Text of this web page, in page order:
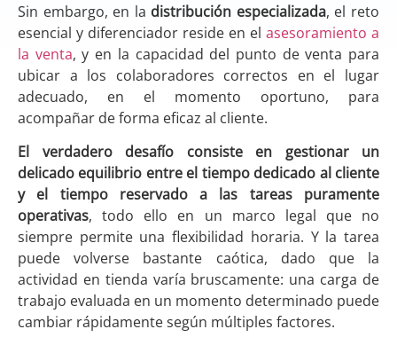
Sin embargo, en la distribución especializada, el reto
esencial y diferenciador reside en el asesoramiento a
la venta, y en la capacidad del punto de venta para
ubicar a los colaboradores correctos en el lugar
adecuado, en el momento oportuno, para
acompañar de forma eficaz al cliente.
El verdadero desafío consiste en gestionar un
delicado equilibrio entre el tiempo dedicado al cliente
y el tiempo reservado a las tareas puramente
operativas, todo ello en un marco legal que no
siempre permite una flexibilidad horaria. Y la tarea
puede volverse bastante caótica, dado que la
actividad en tienda varía bruscamente: una carga de
trabajo evaluada en un momento determinado puede
cambiar rápidamente según múltiples factores.